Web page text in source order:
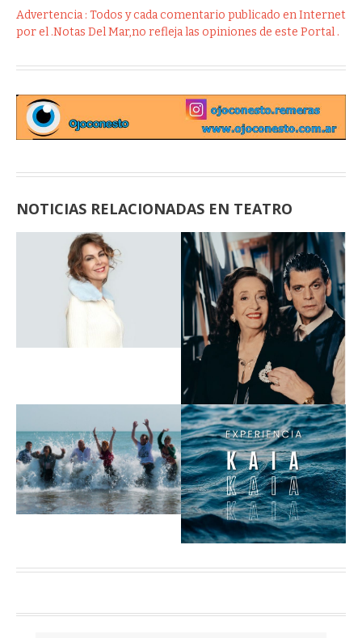
Advertencia : Todos y cada comentario publicado en Internet
por el .Notas Del Mar,no refleja las opiniones de este Portal .
NOTICIAS RELACIONADAS EN TEATRO